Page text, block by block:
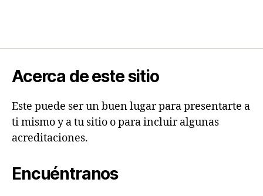
Acerca de este sitio
Este puede ser un buen lugar para presentarte a
ti mismo y a tu sitio o para incluir algunas
acreditaciones.
Encuéntranos